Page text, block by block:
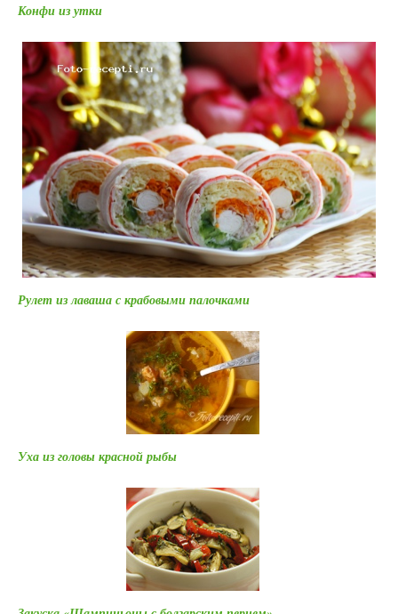
Конфи из утки
Рулет из лаваша с крабовыми палочками
Уха из головы красной рыбы